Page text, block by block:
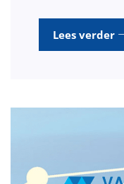
Lees verder